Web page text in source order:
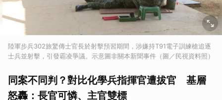
陸軍步兵302旅驚傳士官長於射擊預習期間，涉嫌持T91電子訓練槍追逐
士兵並射擊，引發霸凌爭議。示意圖非關本新聞事件（圖／民視資料照）
同案不同判？對比化學兵指揮官遭拔官 基層
怒轟：長官可憐、主官雙標